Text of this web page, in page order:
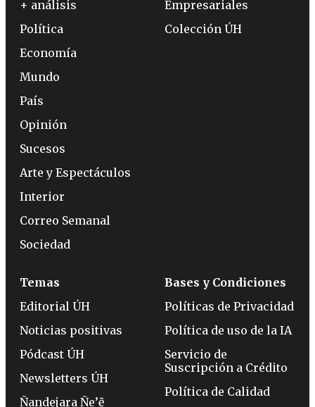
+ análisis
Política
Economía
Mundo
País
Opinión
Sucesos
Arte y Espectáculos
Interior
Correo Semanal
Sociedad
Empresariales
Colección ÚH
Temas
Editorial ÚH
Noticias positivas
Pódcast ÚH
Newsletters ÚH
Ñandejara Ñe’ẽ
Bases y Condiciones
Políticas de Privacidad
Política de uso de la IA
Servicio de
Suscripción a Crédito
Política de Calidad